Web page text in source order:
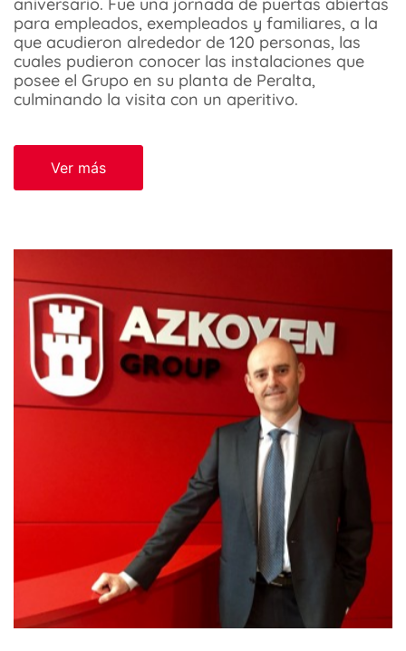
para empleados, exempleados y familiares, a la
que acudieron alrededor de 120 personas, las
cuales pudieron conocer las instalaciones que
posee el Grupo en su planta de Peralta,
culminando la visita con un aperitivo.
Ver más